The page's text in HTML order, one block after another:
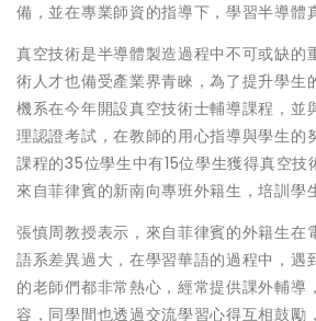
備，並在專業師資的指導下，學習半導體
真空技術是半導體製造過程中不可或缺的
術人才也備受產業界青睞，為了提升學生
機系在今年開設真空技術士輔導課程，並
理認證考試，在教師的用心指導與學生的
課程的35位學生中有15位學生獲得真空技
來自菲律賓的新南向專班外籍生，培訓學
張慎周教授表示，來自菲律賓的外籍生在
語系差異過大，在學習華語的過程中，遇
的老師們都非常熱心，經常提供課外輔導
容，同學間也透過交流學習心得互相鼓勵